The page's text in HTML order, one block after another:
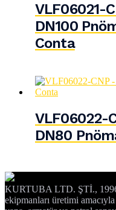
VLF06021-
DN100
Conta
VLF06022-
DN80
KURTUBA LTD. ŞTİ., 1996
ekipmanları üretimi